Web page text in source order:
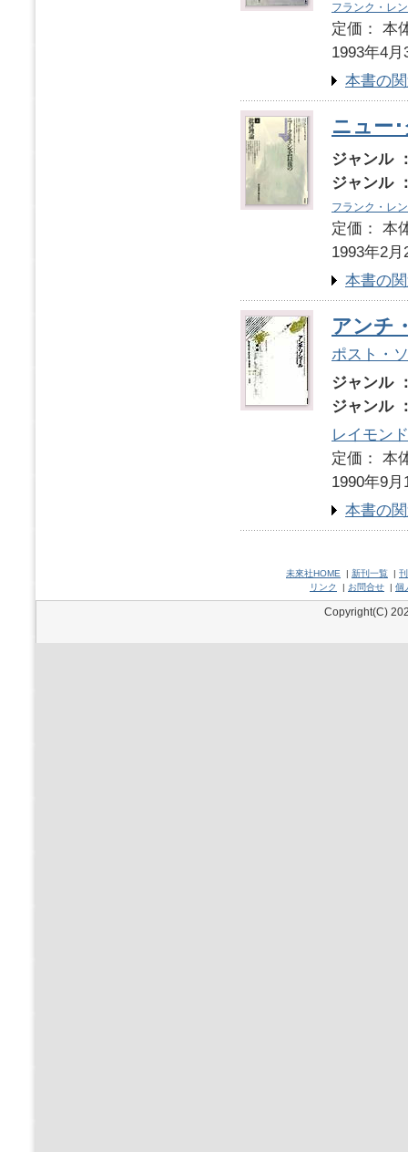
フランク・レ
定価：
1993年4月
本書の
ニュー
ジャンル
ジャンル
フランク・レ
定価：
1993年2月
本書の
アンチ
ポスト・
ジャンル
ジャンル
レイモン
定価：
1990年9月
本書の
未來社HOME | 新刊一覧 |
リンク
| お問合せ | 個
Copyright(C)